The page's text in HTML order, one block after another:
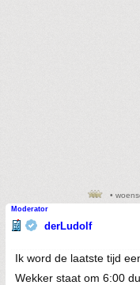
•
Moderator
derLudolf
Ik word de laatste tijd
Wekker staat om 6:00